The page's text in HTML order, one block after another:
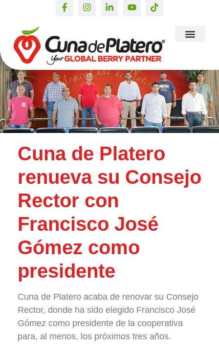
Cuna de Platero
renueva su Consejo
Rector con
Francisco José
Gómez como
presidente
Cuna de Platero acaba de renovar su Consejo
Rector, donde ha sido elegido Francisco José
Gómez como presidente de la cooperativa
para, al menos, los próximos tres años.